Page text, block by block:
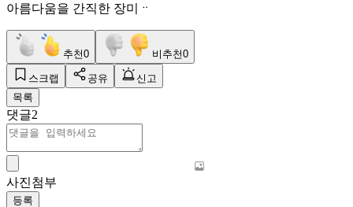
아름다움을 간직한 장미ᆢ
추천0 비추천0
스크랩 공유
신고
목록
댓글2
사진첨부
등록